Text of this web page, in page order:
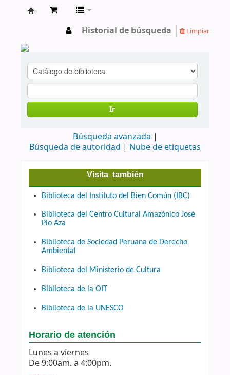
Historial de búsqueda Limpiar
Ir
Búsqueda avanzada
Búsqueda de autoridad
Nube de etiquetas
Visita también
Biblioteca del Instituto del Bien Común (IBC)
Biblioteca del Centro Cultural Amazónico José
Pio Aza
Biblioteca de Sociedad Peruana de Derecho
Ambiental
Biblioteca del Ministerio de Cultura
Biblioteca de la OIT
Biblioteca de la UNESCO
Horario de atención
Lunes a viernes
De 9:00am. a 4:00pm.